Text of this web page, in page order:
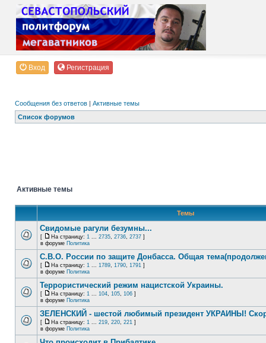
Вход Регистрация
Сообщения без ответов | Активные темы
Список форумов
Активные темы
Темы
Свидомые рагули безумны...
[ На страницу: 1 ... 2735, 2736, 2737 ]
в форуме Политика
С.В.О. России по защите Донбасса. Общая
[ На страницу: 1 ... 1789, 1790, 1791 ]
в форуме Политика
Террористический режим нацистской Украины.
[ На страницу: 1 ... 104, 105, 106 ]
в форуме Политика
ЗЕЛЕНСКИЙ - шестой любимый президент УКРАИНЫ!
[ На страницу: 1 ... 219, 220, 221 ]
в форуме Политика